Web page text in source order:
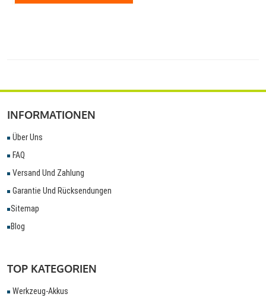
INFORMATIONEN
Über Uns
FAQ
Versand Und Zahlung
Garantie Und Rücksendungen
Sitemap
Blog
TOP KATEGORIEN
Werkzeug-Akkus